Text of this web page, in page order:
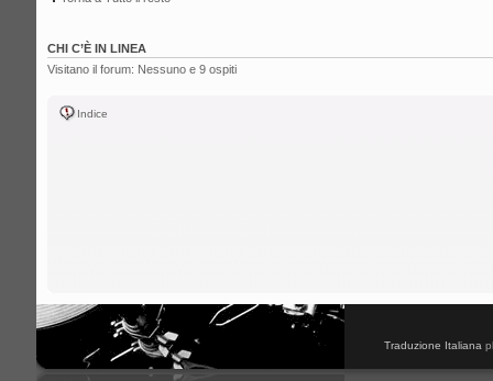
CHI C’È IN LINEA
Visitano il forum: Nessuno e 9 ospiti
Indice
Traduzione Italiana